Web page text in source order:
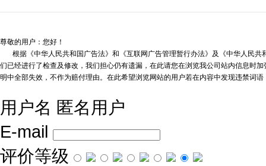
尊敬的用户：您好！
根据《中华人民共和国广告法》和《互联网广告管理暂行办法》及《中华人民共
们已经进行了检查及修改，我们担心仍有遗漏，在此请您在浏览我公司站内信息时
明中全部失效，不作为赔付理由。在此希望浏览网站的用户若在内容中发现违禁词
用户名 匿名用户
E-mail
评价等级